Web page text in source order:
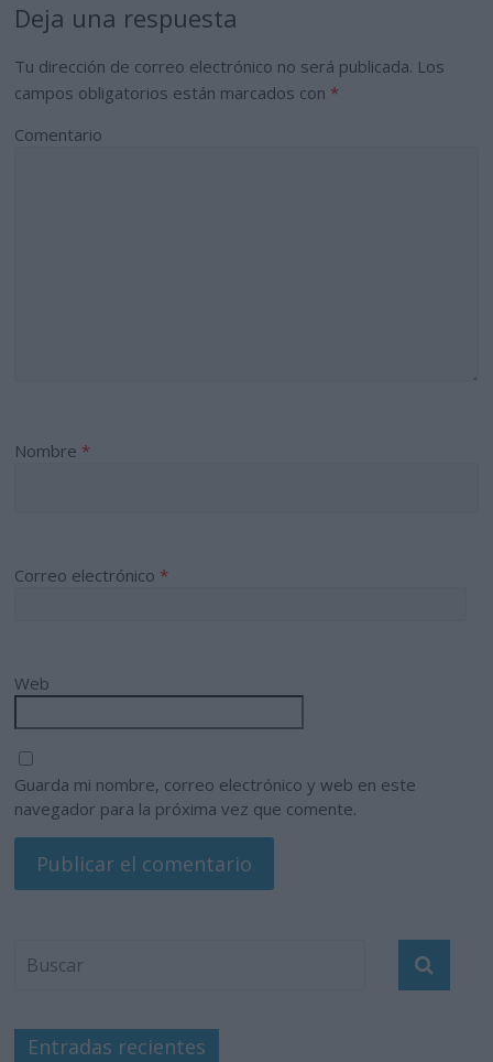
Deja una respuesta
Tu dirección de correo electrónico no será publicada. Los
campos obligatorios están marcados con *
Comentario
Nombre *
Correo electrónico *
Web
Guarda mi nombre, correo electrónico y web en este
navegador para la próxima vez que comente.
Entradas recientes